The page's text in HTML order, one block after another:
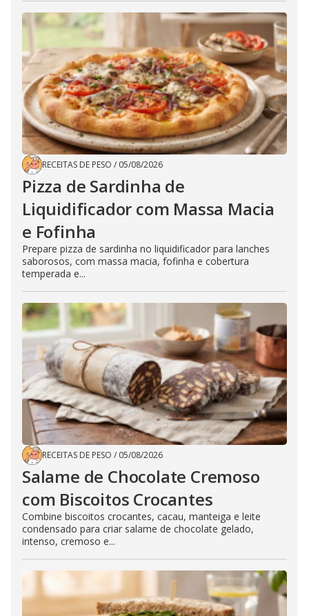
RECEITAS DE PESO / 05/08/2026
Pizza de Sardinha de
Liquidificador com Massa Macia
e Fofinha
Prepare pizza de sardinha no liquidificador para lanches
saborosos, com massa macia, fofinha e cobertura
temperada e...
RECEITAS DE PESO / 05/08/2026
Salame de Chocolate Cremoso
com Biscoitos Crocantes
Combine biscoitos crocantes, cacau, manteiga e leite
condensado para criar salame de chocolate gelado,
intenso, cremoso e...